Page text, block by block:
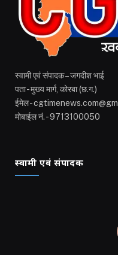
स्वामी एवं संपादक – जगदीश भाई
पता - मुख्य मार्ग, कोरबा (छ.ग.)
ईमेल -
मोबाईल नं. - 9713100050
स्वामी एवं संपादक